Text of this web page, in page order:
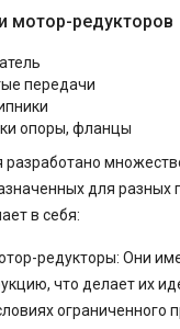
мотор-редукторов
передачи
опоры, фланцы
для разных
в себя:
редукторы: Они
что делает их
ограниченного